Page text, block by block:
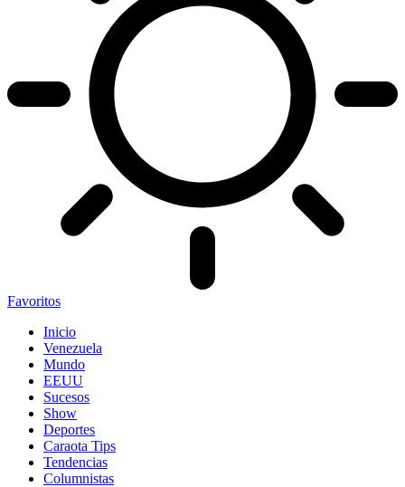
Favoritos
Inicio
Venezuela
Mundo
EEUU
Sucesos
Show
Deportes
Caraota Tips
Tendencias
Columnistas